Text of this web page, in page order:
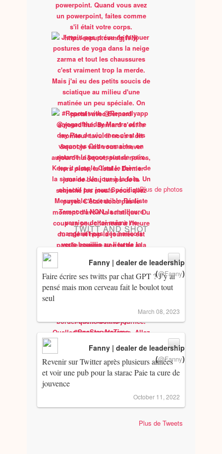
Plus de photos
TWITT AND SHOT
Faire écrire ses twitts par chat GPT ? J’y ai
pensé mais mon cerveau fait le boulot tout
seul
Fanny | dealer de leadership
(@Fanny)
March 08, 2023
Revenir sur Twitter après plusieurs années
et voir une pub pour la starac Paie ta cure de
jouvence
Fanny | dealer de leadership
(@Fanny)
October 11, 2022
Plus de Tweets